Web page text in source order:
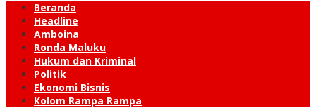
Beranda
Headline
Amboina
Ronda Maluku
Hukum dan Kriminal
Politik
Ekonomi Bisnis
Kolom Rampa Rampa